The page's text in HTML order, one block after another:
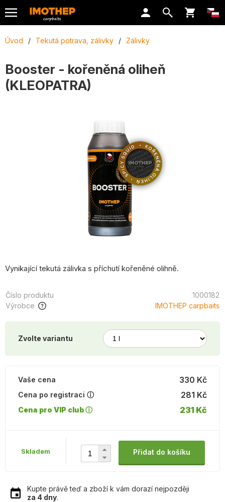
Úvod / Tekutá potrava, zálivky / Zálivky
Booster - kořeněná oliheň
(KLEOPATRA)
Vynikající tekutá zálivka s příchutí kořeněné olihně.
Číslo produktu
1000182
Výrobce
IMOTHEP carpbaits
Zvolte variantu
330 Kč
Vaše cena
Cena po registraci ⓘ
281 Kč
Cena pro VIP club ⓘ 231 Kč
Skladem Přidat do košíku
Kupte právě teď a zboží k vám dorazí nejpozději
za 4 dny.